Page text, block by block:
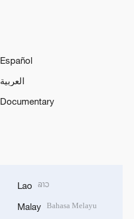
Español
العربية
Documentary
Lao ລາວ
Malay Bahasa Melayu